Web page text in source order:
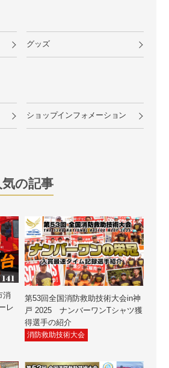
グッズ
ショップインフォメーション
気の記事
消
レ
第53回全国消防救助技術大会in神
戸 2025 ナンバーワンTシャツ獲
得選手の紹介
消防救助技術大会